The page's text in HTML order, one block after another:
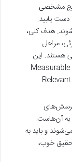
مشخصی
دست یابید.
هدف کلی،
مراحل
هستند. این
اهداف باید SMART باشند: Specific (مشخص)، Measurable
(قابل اندازه‌گیری)، Achievable (قابل دستیابی)، Relevant
پرسش‌های
به آن‌هاست.
و باید به
خوب،